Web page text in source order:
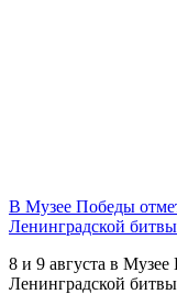
В Музее Победы
Ленинградской битвы
8 и 9 августа в
Ленинградской